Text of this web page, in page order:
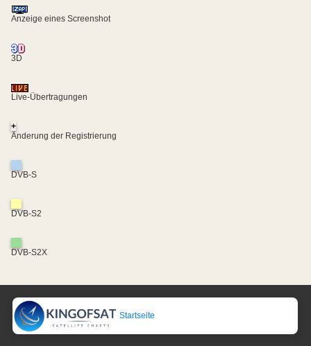
Anzeige eines Screenshot
3D
Live-Übertragungen
+
Änderung der Registrierung
DVB-S
DVB-S2
DVB-S2X
Startseite